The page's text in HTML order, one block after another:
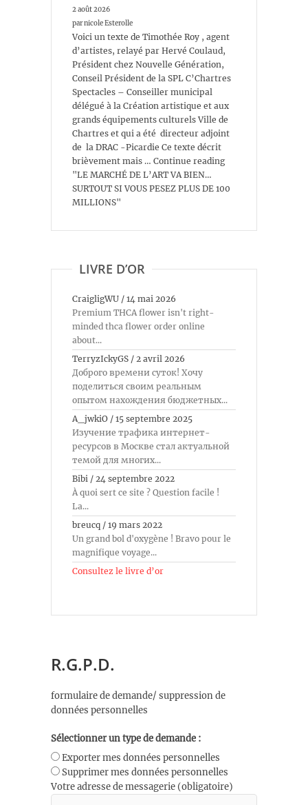
2 août 2026
par nicole Esterolle
Voici un texte de Timothée Roy , agent
d’artistes, relayé par Hervé Coulaud,
Président chez Nouvelle Génération,
Conseil Président de la SPL C’Chartres
Spectacles – Conseiller municipal
délégué à la Création artistique et aux
grands équipements culturels Ville de
Chartres et qui a été directeur adjoint
de la DRAC -Picardie Ce texte décrit
brièvement mais … Continue reading
"LE MARCHÉ DE L’ART VA BIEN…
SURTOUT SI VOUS PESEZ PLUS DE 100
MILLIONS"
LIVRE D’OR
CraigligWU / 14 mai 2026
Premium THCA flower isn't right-
minded thca flower order online
about...
TerryzIckyGS / 2 avril 2026
Доброго времени суток! Хочу
поделиться своим реальным
опытом нахождения бюджетных...
A_jwkiO / 15 septembre 2025
Изучение трафика интернет-
ресурсов в Москве стал актуальной
темой для многих...
Bibi / 24 septembre 2022
À quoi sert ce site ? Question facile !
La...
breucq / 19 mars 2022
Un grand bol d'oxygène ! Bravo pour le
magnifique voyage...
Consultez le livre d’or
R.G.P.D.
formulaire de demande/ suppression de
données personnelles
Sélectionner un type de demande :
Exporter mes données personnelles
Supprimer mes données personnelles
Votre adresse de messagerie (obligatoire)